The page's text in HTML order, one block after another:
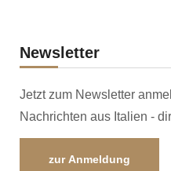
Newsletter
Jetzt zum Newsletter
Nachrichten aus Italien -
zur Anmeldung